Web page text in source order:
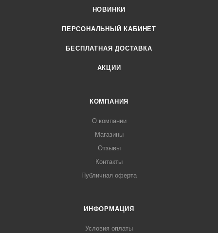
НОВИНКИ
ПЕРСОНАЛЬНЫЙ КАБИНЕТ
БЕСПЛАТНАЯ ДОСТАВКА
АКЦИИ
КОМПАНИЯ
О компании
Магазины
Отзывы
Контакты
Публичная оферта
ИНФОРМАЦИЯ
Условия оплаты